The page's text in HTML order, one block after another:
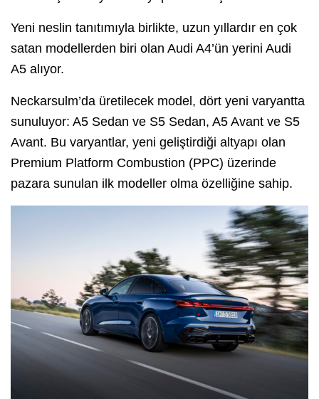
Yeni neslin tanıtımıyla birlikte, uzun yıllardır en çok
satan modellerden biri olan Audi A4’ün yerini Audi
A5 alıyor.
Neckarsulm’da üretilecek model, dört yeni varyantta
sunuluyor: A5 Sedan ve S5 Sedan, A5 Avant ve S5
Avant. Bu varyantlar, yeni geliştirdiği altyapı olan
Premium Platform Combustion (PPC) üzerinde
pazara sunulan ilk modeller olma özelliğine sahip.